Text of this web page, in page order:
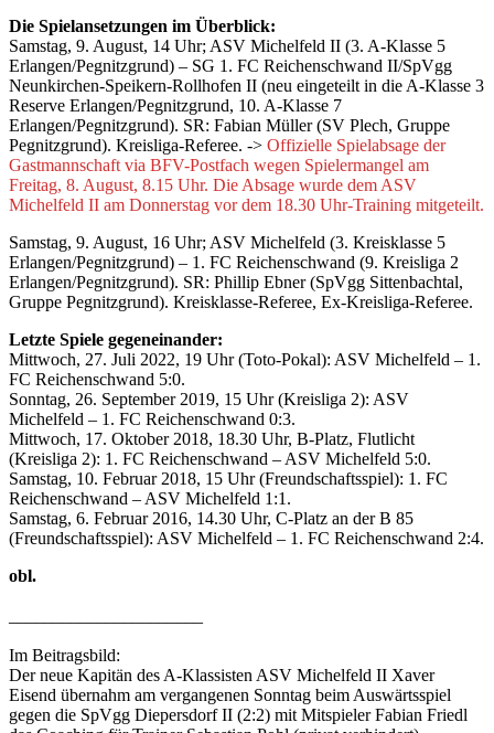
Die Spielansetzungen im Überblick:
Samstag, 9. August, 14 Uhr; ASV Michelfeld II (3. A-Klasse 5
Erlangen/Pegnitzgrund) – SG 1. FC Reichenschwand II/SpVgg
Neunkirchen-Speikern-Rollhofen II (neu eingeteilt in die A-Klasse 3
Reserve Erlangen/Pegnitzgrund, 10. A-Klasse 7
Erlangen/Pegnitzgrund). SR: Fabian Müller (SV Plech, Gruppe
Pegnitzgrund). Kreisliga-Referee. -> Offizielle Spielabsage der
Gastmannschaft via BFV-Postfach wegen Spielermangel am
Freitag, 8. August, 8.15 Uhr. Die Absage wurde dem ASV
Michelfeld II am Donnerstag vor dem 18.30 Uhr-Training mitgeteilt.
Samstag, 9. August, 16 Uhr; ASV Michelfeld (3. Kreisklasse 5
Erlangen/Pegnitzgrund) – 1. FC Reichenschwand (9. Kreisliga 2
Erlangen/Pegnitzgrund). SR: Phillip Ebner (SpVgg Sittenbachtal,
Gruppe Pegnitzgrund). Kreisklasse-Referee, Ex-Kreisliga-Referee.
Letzte Spiele gegeneinander:
Mittwoch, 27. Juli 2022, 19 Uhr (Toto-Pokal): ASV Michelfeld – 1.
FC Reichenschwand 5:0.
Sonntag, 26. September 2019, 15 Uhr (Kreisliga 2): ASV
Michelfeld – 1. FC Reichenschwand 0:3.
Mittwoch, 17. Oktober 2018, 18.30 Uhr, B-Platz, Flutlicht
(Kreisliga 2): 1. FC Reichenschwand – ASV Michelfeld 5:0.
Samstag, 10. Februar 2018, 15 Uhr (Freundschaftsspiel): 1. FC
Reichenschwand – ASV Michelfeld 1:1.
Samstag, 6. Februar 2016, 14.30 Uhr, C-Platz an der B 85
(Freundschaftsspiel): ASV Michelfeld – 1. FC Reichenschwand 2:4.
obl.
Im Beitragsbild:
Der neue Kapitän des A-Klassisten ASV Michelfeld II Xaver
Eisend übernahm am vergangenen Sonntag beim Auswärtsspiel
gegen die SpVgg Diepersdorf II (2:2) mit Mitspieler Fabian Friedl